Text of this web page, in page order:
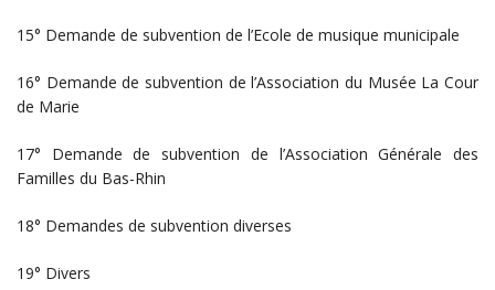
15° Demande de subvention de l’Ecole de musique municipale
16° Demande de subvention de l’Association du Musée La Cour
de Marie
17° Demande de subvention de l’Association Générale des
Familles du Bas-Rhin
18° Demandes de subvention diverses
19° Divers